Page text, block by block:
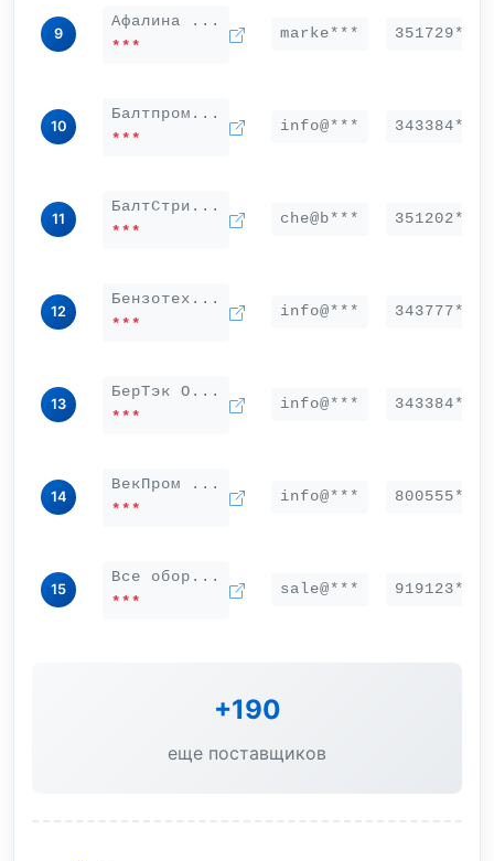
9
Афалина ...
***
marke*** 351729***
10
Балтпром...
***
info@*** 343384***
11
БалтСтри...
***
che@b*** 351202***
12
Бензотех...
***
info@*** 343777***
13
БерТэк О...
***
info@*** 343384***
14
ВекПром ...
***
info@*** 800555***
15
Все обор...
***
sale@*** 919123***
+190
еще поставщиков